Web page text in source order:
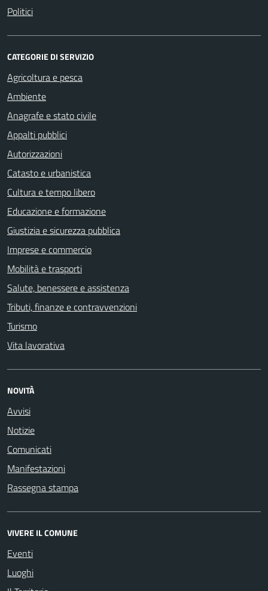
Politici
CATEGORIE DI SERVIZIO
Agricoltura e pesca
Ambiente
Anagrafe e stato civile
Appalti pubblici
Autorizzazioni
Catasto e urbanistica
Cultura e tempo libero
Educazione e formazione
Giustizia e sicurezza pubblica
Imprese e commercio
Mobilità e trasporti
Salute, benessere e assistenza
Tributi, finanze e contravvenzioni
Turismo
Vita lavorativa
NOVITÀ
Avvisi
Notizie
Comunicati
Manifestazioni
Rassegna stampa
VIVERE IL COMUNE
Eventi
Luoghi